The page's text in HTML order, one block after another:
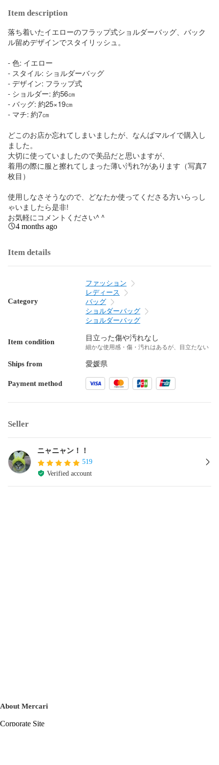
Item description
落ち着いたイエローのフラップ式ショルダーバッグ、バック
ル留めデザインでスタイリッシュ。
- 色: イエロー
- スタイル: ショルダーバッグ
- デザイン: フラップ式
- ショルダー: 約56㎝
- バッグ: 約25×19㎝
- マチ: 約7㎝
どこのお店か忘れてしまいましたが、なんばマルイで購入し
ました。
大切に使っていましたので美品だと思いますが、
着用の際に服と擦れてしまった薄い汚れ?があります（写真7
枚目）
使用しなさそうなので、どなたか使ってくださる方いらっし
ゃいましたら是非!
お気軽にコメントください^ ^
4 months ago
Item details
Category
ファッション
レディース
バッグ
ショルダーバッグ
ショルダーバッグ
Item condition 目立った傷や汚れなし
細かな使用感・傷・汚れはあるが、目立たない
Ships from 愛媛県
Payment method
Seller
ニャニャン！！
519
Verified account
About Mercari
Corporate Site